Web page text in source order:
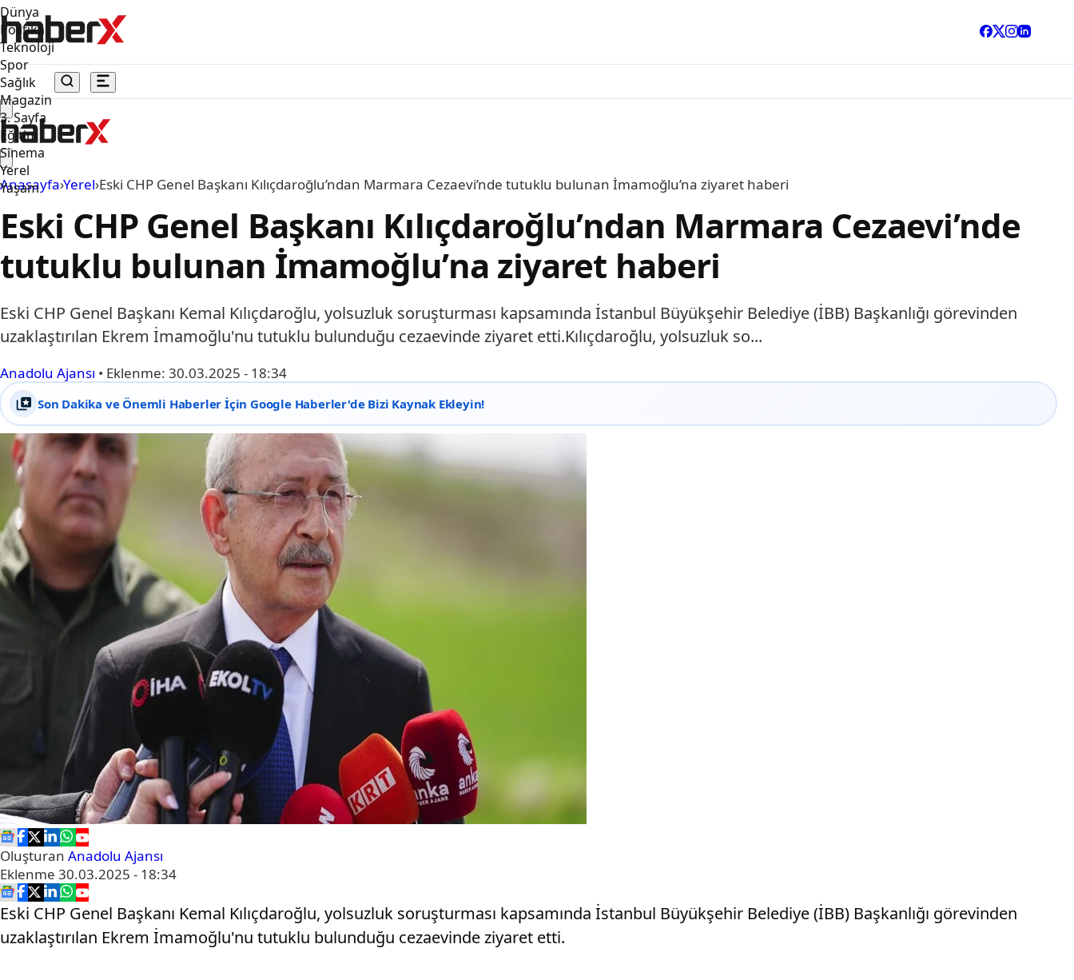
Dünya
Politika
Teknoloji
Spor
Sağlık
Magazin
3. Sayfa
Eğitim
Sinema
Yerel
Yaşam
Anasayfa›Yerel›Eski CHP Genel Başkanı Kılıçdaroğlu’ndan Marmara Cezaevi’nde tutuklu bulunan İmamoğlu’na ziyaret haberi
Eski CHP Genel Başkanı Kılıçdaroğlu’ndan Marmara Cezaevi’nde
tutuklu bulunan İmamoğlu’na ziyaret haberi
Eski CHP Genel Başkanı Kemal Kılıçdaroğlu, yolsuzluk soruşturması kapsamında İstanbul Büyükşehir Belediye (İBB) Başkanlığı görevinden
uzaklaştırılan Ekrem İmamoğlu'nu tutuklu bulunduğu cezaevinde ziyaret etti.Kılıçdaroğlu, yolsuzluk so...
Anadolu Ajansı • Eklenme: 30.03.2025 - 18:34
Son Dakika ve Önemli Haberler İçin Google Haberler'de Bizi Kaynak Ekleyin!
Oluşturan Anadolu Ajansı
Eklenme 30.03.2025 - 18:34
Eski CHP Genel Başkanı Kemal Kılıçdaroğlu, yolsuzluk soruşturması kapsamında İstanbul Büyükşehir Belediye (İBB) Başkanlığı görevinden
uzaklaştırılan Ekrem İmamoğlu'nu tutuklu bulunduğu cezaevinde ziyaret etti.